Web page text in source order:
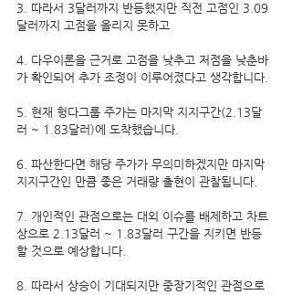
3. 따라서 3달러까지 반등했지만 직전 고점인 3.09
달러까지 고점을 올리지 못하고
4. 다우이론을 근거로 고점을 낮추고 저점을 낮춘바
가 확인되어 추가 조정이 이루어졌다고 생각합니다.
5. 현재 헝다그룹 주가는 마지막 지지구간(2.13달
러 ~ 1.83달러)에 도착했습니다.
6. 파산한다면 해당 주가가 무의미하겠지만 마지막
지지구간인 만큼 좋은 거래량 출현이 관찰됩니다.
7. 개인적인 관점으로는 대외 이슈를 배제하고 차트
상으로 2.13달러 ~ 1.83달러 구간을 지키면 반등
할 것으로 예상합니다.
8. 따라서 상승이 기대되지만 중장기적인 관점으로